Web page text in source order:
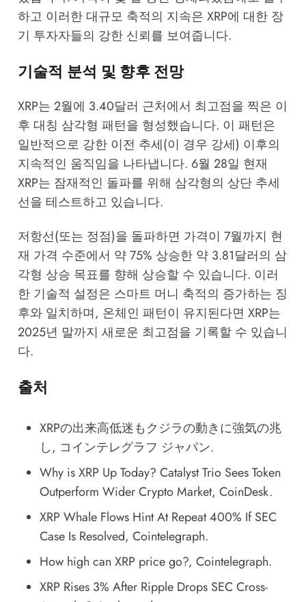
하고 이러한 대규모 축적의 지속은 XRP에 대한 장
기 투자자들의 강한 신뢰를 보여줍니다.
기술적 분석 및 향후 전망
XRP는 2월에 3.40달러 근처에서 최고점을 찍은 이
후 대칭 삼각형 패턴을 형성했습니다. 이 패턴은
일반적으로 강한 이전 추세(이 경우 강세) 이후의
지속적인 움직임을 나타냅니다. 6월 28일 현재
XRP는 잠재적인 돌파를 위해 삼각형의 상단 추세
선을 테스트하고 있습니다.
저항선(또는 정점)을 돌파하면 가격이 7월까지 현
재 가격 수준에서 약 75% 상승한 약 3.81달러의 삼
각형 상승 목표를 향해 상승할 수 있습니다. 이러
한 기술적 설정은 스마트 머니 축적의 증가하는 징
후와 일치하며, 온체인 패턴이 유지된다면 XRP는
2025년 말까지 새로운 최고점을 기록할 수 있습니
다.
출처
XRPの出来高低迷もクジラの動きに強気の兆
し, コインテレグラフ ジャパン.
Why is XRP Up Today? Catalyst Trio Sees Token
Outperform Wider Crypto Market, CoinDesk.
XRP Whale Flows Hint At Repeat 400% If SEC
Case Is Resolved, Cointelegraph.
How high can XRP price go?, Cointelegraph.
XRP Rises 3% After Ripple Drops SEC Cross-